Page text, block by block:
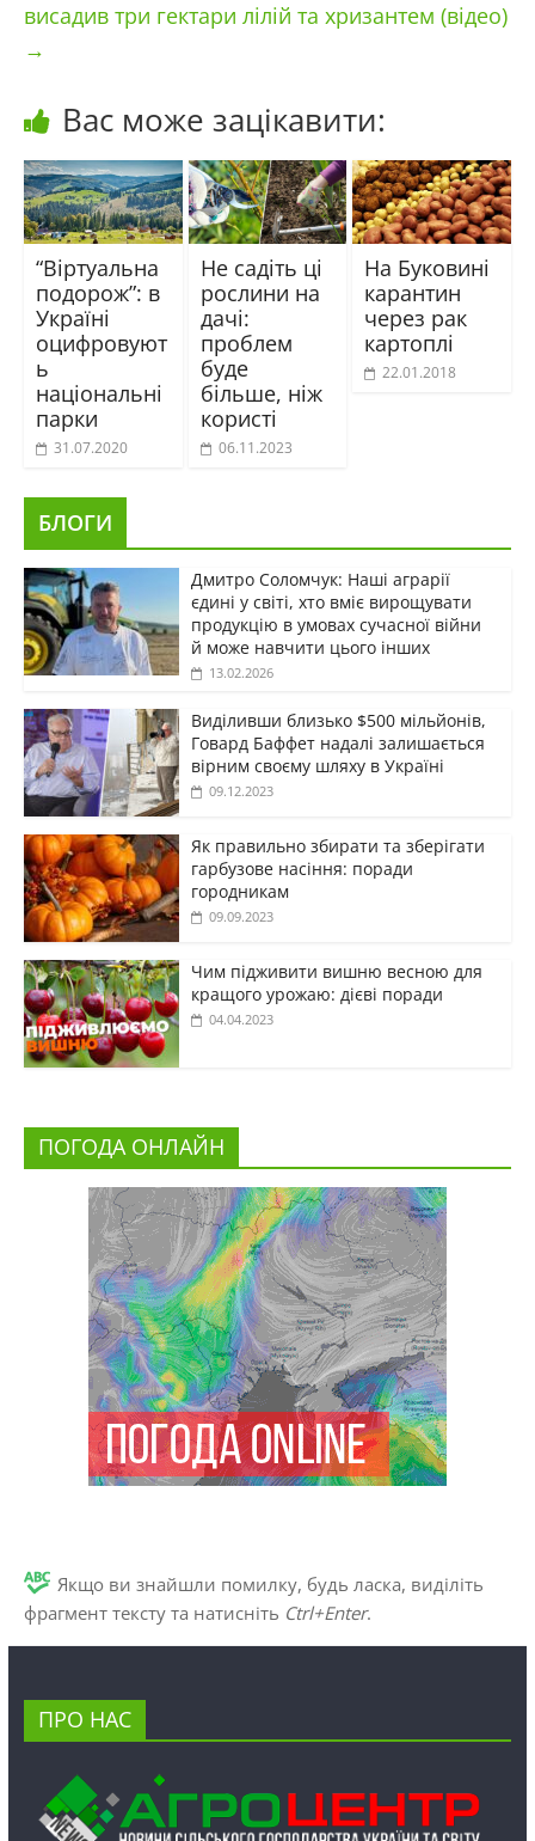
висадив три гектари лілій та хризантем (відео)
→
Вас може зацікавити:
“Віртуальна
подорож”: в
Україні
оцифровуют
ь
національні
парки
31.07.2020
Не садіть ці
рослини на
дачі:
проблем
буде
більше, ніж
користі
06.11.2023
На Буковині
карантин
через рак
картоплі
22.01.2018
БЛОГИ
Дмитро Соломчук: Наші аграрії
єдині у світі, хто вміє вирощувати
продукцію в умовах сучасної війни
й може навчити цього інших
13.02.2026
Виділивши близько $500 мільйонів,
Говард Баффет надалі залишається
вірним своєму шляху в Україні
09.12.2023
Як правильно збирати та зберігати
гарбузове насіння: поради
городникам
09.09.2023
Чим підживити вишню весною для
кращого урожаю: дієві поради
04.04.2023
ПОГОДА ОНЛАЙН
Якщо ви знайшли помилку, будь ласка, виділіть
фрагмент тексту та натисніть Ctrl+Enter.
ПРО НАС